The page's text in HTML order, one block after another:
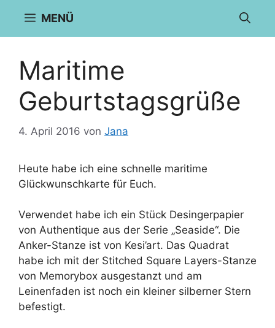
Inhalt
springen
MENÜ
Maritime
Geburtstagsgrüße
4. April 2016 von Jana
Heute habe ich eine schnelle maritime
Glückwunschkarte für Euch.
Verwendet habe ich ein Stück Desingerpapier
von Authentique aus der Serie „Seaside“. Die
Anker-Stanze ist von Kesi’art. Das Quadrat
habe ich mit der Stitched Square Layers-Stanze
von Memorybox ausgestanzt und am
Leinenfaden ist noch ein kleiner silberner Stern
befestigt.